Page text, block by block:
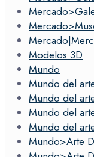
Modelos 3D
Mundo
Mundo del
Mundo del
Mundo del
Mundo del
Mundo>Arte